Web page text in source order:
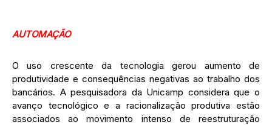
AUTOMAÇÃO
O uso crescente da tecnologia gerou aumento de
produtividade e consequências negativas ao trabalho dos
bancários. A pesquisadora da Unicamp considera que o
avanço tecnológico e a racionalização produtiva estão
associados ao movimento intenso de reestruturação